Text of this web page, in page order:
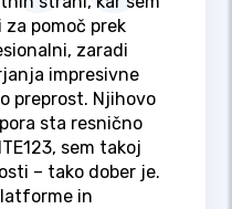
pomoč prek
zaradi
impresivne
preprost. Njihovo
sta resnično
sem takoj
– tako dober je.
in